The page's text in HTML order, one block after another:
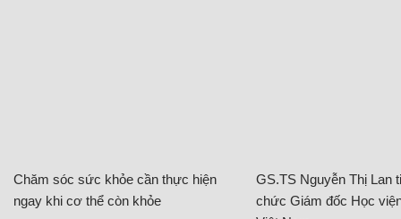
Chăm sóc sức khỏe cần thực hiện
ngay khi cơ thể còn khỏe
GS.TS Nguyễn Thị Lan
chức Giám đốc Học